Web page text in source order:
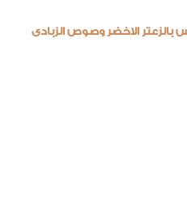
الاخضر وصوص الزبادى